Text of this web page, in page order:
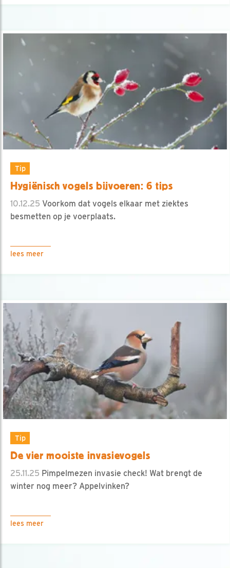
Tip
Hygiënisch vogels bijvoeren: 6 tips
10.12.25 Voorkom dat vogels elkaar met ziektes
besmetten op je voerplaats.
lees meer
Tip
De vier mooiste invasievogels
25.11.25 Pimpelmezen invasie check! Wat brengt de
winter nog meer? Appelvinken?
lees meer